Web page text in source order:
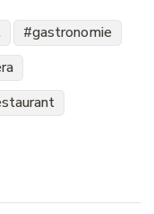
gastronomie